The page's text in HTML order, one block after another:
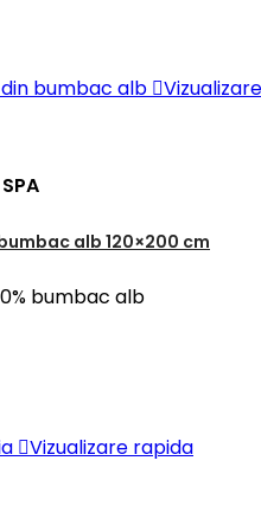

alb 120×200 cm
bumbac alb
Vizualizare rapida